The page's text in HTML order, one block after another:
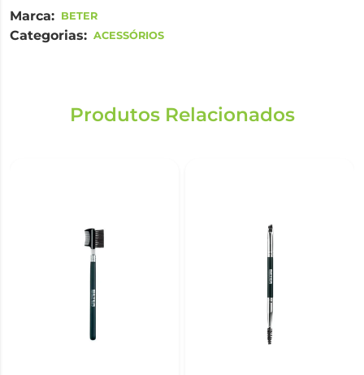
Marca: BETER
Categorias: ACESSÓRIOS
Produtos Relacionados